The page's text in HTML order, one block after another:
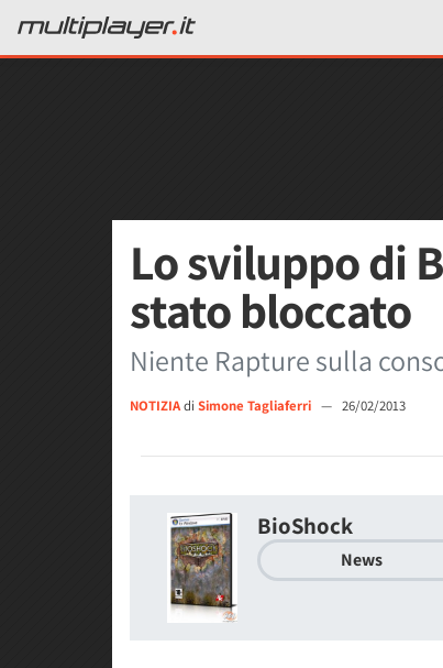
Lo sviluppo di
stato bloccato
Niente Rapture sulla
NOTIZIAdi Simone Tagliaferri — 26/02/2013
BioShock
News